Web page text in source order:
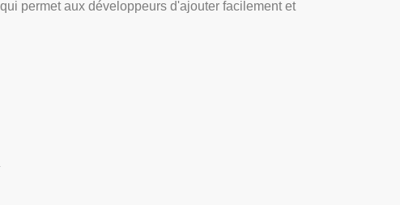
permet aux développeurs d'ajouter facilement et
.